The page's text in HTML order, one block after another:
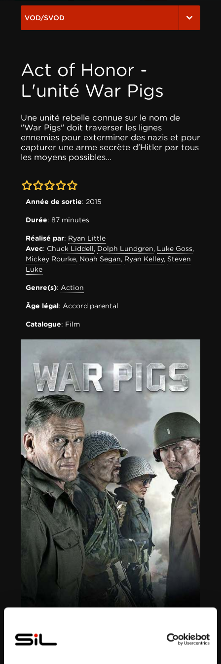
VOD/SVOD
Act of Honor -
L'unité War Pigs
Une unité rebelle connue sur le nom de
"War Pigs" doit traverser les lignes
ennemies pour exterminer des nazis et pour
capturer une arme secrète d'Hitler par tous
les moyens possibles...
0-0Année de sortie: 2015
Durée: 87 minutes
Réalisé par: Ryan Little
Avec: Chuck Liddell, Dolph Lundgren, Luke Goss,
Mickey Rourke, Noah Segan, Ryan Kelley, Steven
Luke
Genre(s): Action
Âge légal: Accord parental
Catalogue: Film